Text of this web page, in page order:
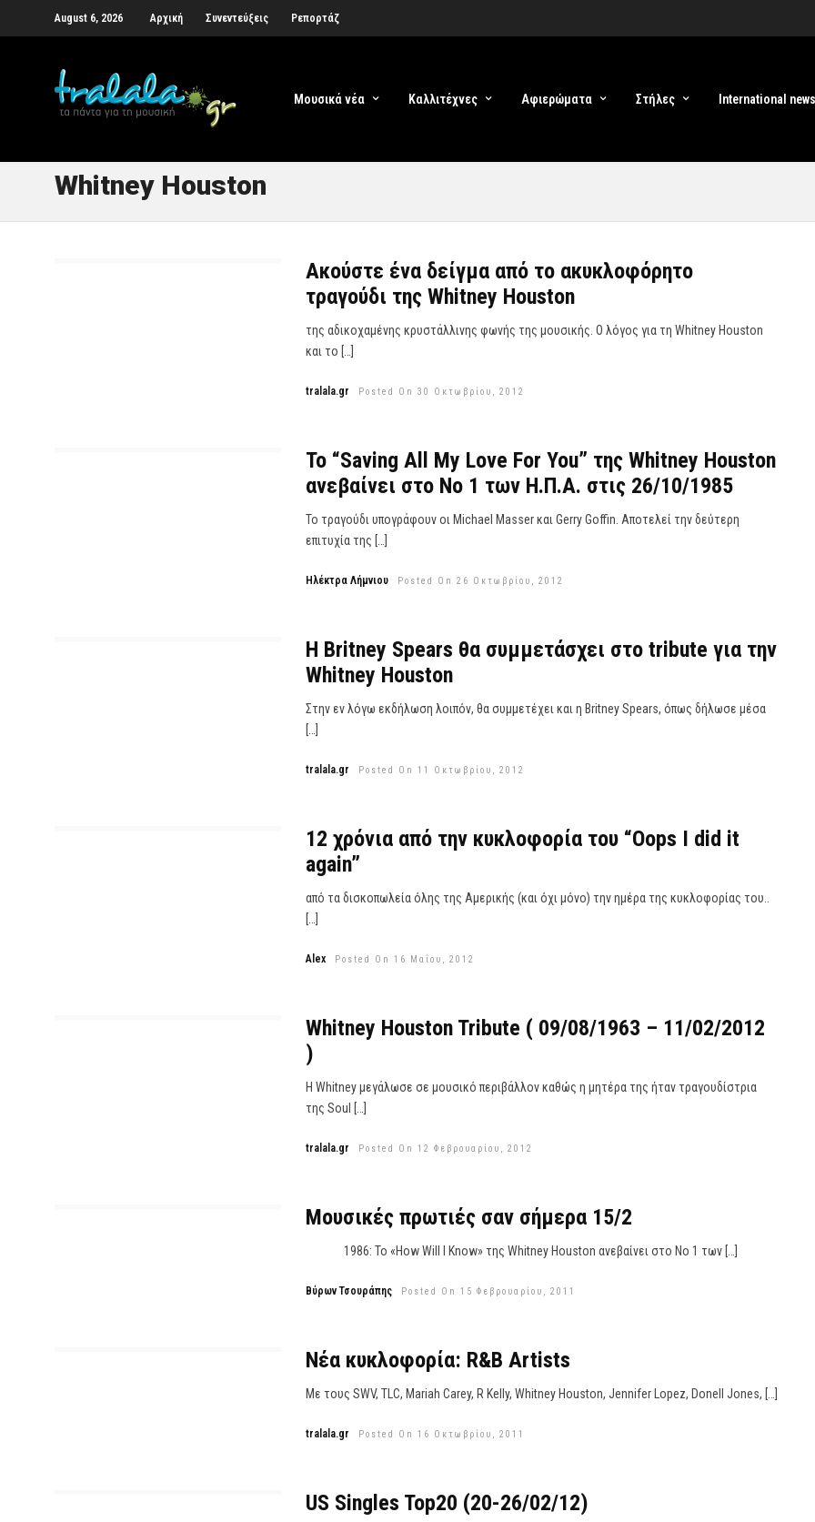
August 6, 2026 Αρχική Συνεντεύξεις Ρεπορτάζ
Μουσικά νέα Καλλιτέχνες Αφιερώματα Στήλες International news
Whitney Houston
Ακούστε ένα δείγμα από το ακυκλοφόρητο
τραγούδι της Whitney Houston
της αδικοχαμένης κρυστάλλινης φωνής της μουσικής. Ο λόγος για τη Whitney Houston
και το […]
tralala.gr Posted On 30 Οκτωβρίου, 2012
Το “Saving All My Love For You” της Whitney Houston
ανεβαίνει στο Νο 1 των Η.Π.Α. στις 26/10/1985
Το τραγούδι υπογράφουν οι Michael Masser και Gerry Goffin. Αποτελεί την δεύτερη
επιτυχία της […]
Ηλέκτρα Λήμνιου Posted On 26 Οκτωβρίου, 2012
H Britney Spears θα συμμετάσχει στο tribute για την
Whitney Houston
Στην εν λόγω εκδήλωση λοιπόν, θα συμμετέχει και η Britney Spears, όπως δήλωσε μέσα
[…]
tralala.gr Posted On 11 Οκτωβρίου, 2012
12 χρόνια από την κυκλοφορία του “Oops I did it
again”
από τα δισκοπωλεία όλης της Αμερικής (και όχι μόνο) την ημέρα της κυκλοφορίας του..
[…]
Alex Posted On 16 Μαΐου, 2012
Whitney Houston Tribute ( 09/08/1963 – 11/02/2012
)
Η Whitney μεγάλωσε σε μουσικό περιβάλλον καθώς η μητέρα της ήταν τραγουδίστρια
της Soul […]
tralala.gr Posted On 12 Φεβρουαρίου, 2012
Μουσικές πρωτιές σαν σήμερα 15/2
1986: Το «How Will I Know» της Whitney Houston ανεβαίνει στο Νο 1 των […]
Βύρων Τσουράπης Posted On 15 Φεβρουαρίου, 2011
Νέα κυκλοφορία: R&B Artists
Με τους SWV, TLC, Mariah Carey, R Kelly, Whitney Houston, Jennifer Lopez, Donell Jones, […]
tralala.gr Posted On 16 Οκτωβρίου, 2011
US Singles Top20 (20-26/02/12)